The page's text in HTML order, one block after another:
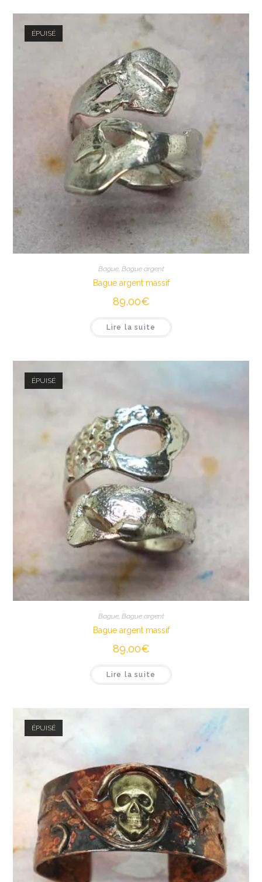
ÉPUISÉ
Bague, Bague argent
Bague argent massif
89,00€
Lire la suite
ÉPUISÉ
Bague, Bague argent
Bague argent massif
89,00€
Lire la suite
ÉPUISÉ